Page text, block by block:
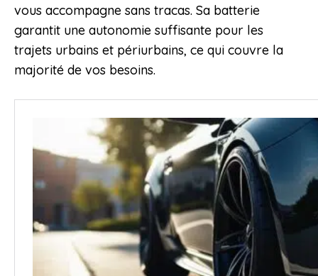
vous accompagne sans tracas. Sa batterie
garantit une autonomie suffisante pour les
trajets urbains et périurbains, ce qui couvre la
majorité de vos besoins.